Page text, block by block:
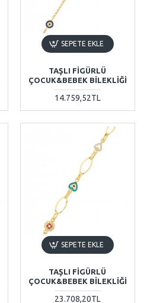
TAŞLI FIGÜRLÜ
ÇOCUK&BEBEK BILEKLIĞI
14.759,52TL
SEPETE EKLE
TAŞLI FIGÜRLÜ
ÇOCUK&BEBEK BILEKLIĞI
23.708,20TL
SEPETE EKLE